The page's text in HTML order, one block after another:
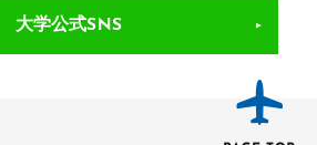
大学公式SNS